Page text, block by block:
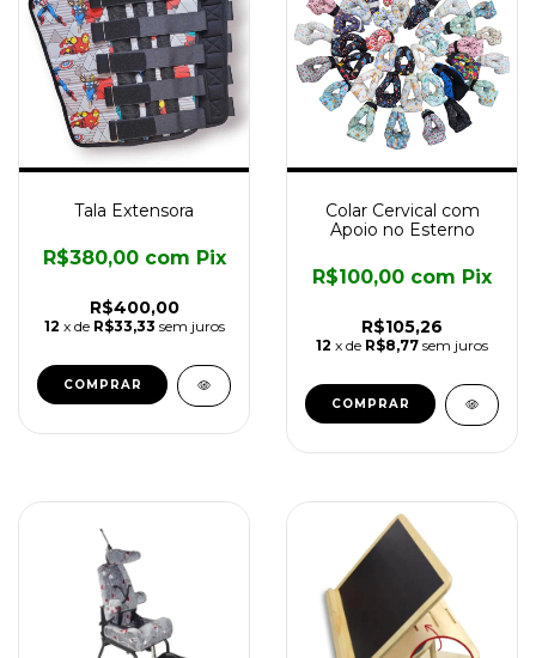
Tala Extensora
R$400,00
R$380,00 com Pix
12 x de R$33,33 sem juros
COMPRAR
Colar Cervical com
Apoio no Esterno
R$105,26
R$100,00 com Pix
12 x de R$8,77 sem juros
COMPRAR